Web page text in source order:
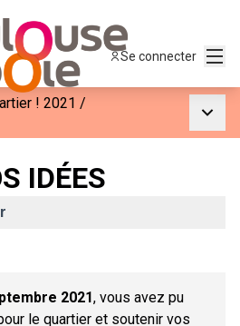
Se connecter
! 2021 /
IDÉES
2021, vous avez pu
le quartier et soutenir vos